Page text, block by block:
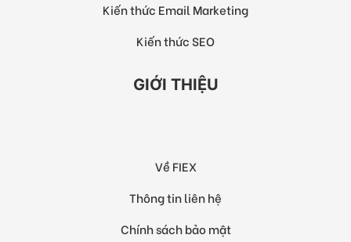
Kiến thức Email Marketing
Kiến thức SEO
GIỚI THIỆU
Về FIEX
Thông tin liên hệ
Chính sách bảo mật